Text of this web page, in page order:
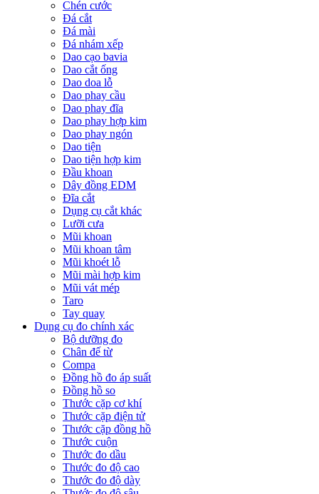
Chén cước
Đá cắt
Đá mài
Đá nhám xếp
Dao cạo bavia
Dao cắt ống
Dao doa lỗ
Dao phay cầu
Dao phay đĩa
Dao phay hợp kim
Dao phay ngón
Dao tiện
Dao tiện hợp kim
Đầu khoan
Dây đồng EDM
Đĩa cắt
Dụng cụ cắt khác
Lưỡi cưa
Mũi khoan
Mũi khoan tâm
Mũi khoét lỗ
Mũi mài hợp kim
Mũi vát mép
Taro
Tay quay
Dụng cụ đo chính xác
Bộ dưỡng đo
Chân đế từ
Compa
Đồng hồ đo áp suất
Đồng hồ so
Thước cặp cơ khí
Thước cặp điện tử
Thước cặp đồng hồ
Thước cuộn
Thước đo dầu
Thước đo độ cao
Thước đo độ dày